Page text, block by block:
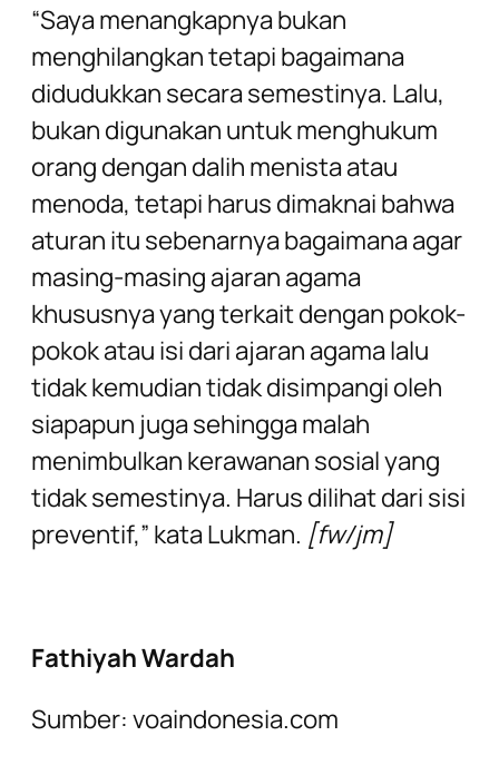
“Saya menangkapnya bukan
menghilangkan tetapi bagaimana
didudukkan secara semestinya. Lalu,
bukan digunakan untuk menghukum
orang dengan dalih menista atau
menoda, tetapi harus dimaknai bahwa
aturan itu sebenarnya bagaimana agar
masing-masing ajaran agama
khususnya yang terkait dengan pokok-
pokok atau isi dari ajaran agama lalu
tidak kemudian tidak disimpangi oleh
siapapun juga sehingga malah
menimbulkan kerawanan sosial yang
tidak semestinya. Harus dilihat dari sisi
preventif,” kata Lukman. [fw/jm]
Fathiyah Wardah
Sumber: voaindonesia.com